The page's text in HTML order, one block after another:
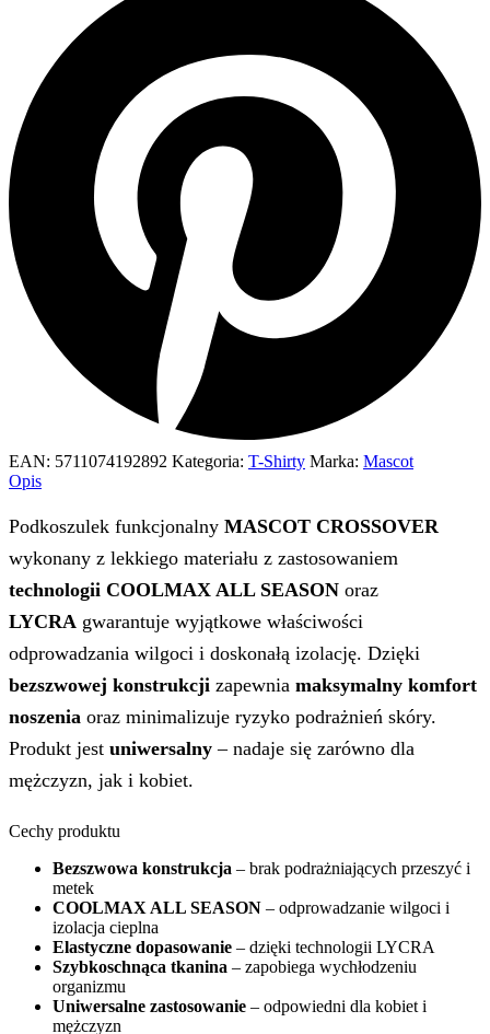
EAN: 5711074192892 Kategoria: T-Shirty Marka: Mascot
Opis
Podkoszulek funkcjonalny MASCOT CROSSOVER
wykonany z lekkiego materiału z zastosowaniem
technologii COOLMAX ALL SEASON oraz
LYCRA gwarantuje wyjątkowe właściwości
odprowadzania wilgoci i doskonałą izolację. Dzięki
bezszwowej konstrukcji zapewnia maksymalny komfort
noszenia oraz minimalizuje ryzyko podrażnień skóry.
Produkt jest uniwersalny – nadaje się zarówno dla
mężczyzn, jak i kobiet.
Cechy produktu
Bezszwowa konstrukcja – brak podrażniających przeszyć i
metek
COOLMAX ALL SEASON – odprowadzanie wilgoci i
izolacja cieplna
Elastyczne dopasowanie – dzięki technologii LYCRA
Szybkoschnąca tkanina – zapobiega wychłodzeniu
organizmu
Uniwersalne zastosowanie – odpowiedni dla kobiet i
mężczyzn